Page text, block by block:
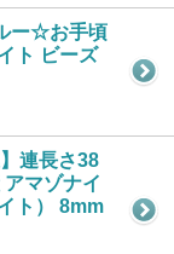
ー☆お手頃
ト ビーズ
連長さ38
マゾナイ
ト） 8mm